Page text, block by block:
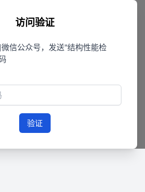
访问验证
信公众号，发送"结构性能检
验证